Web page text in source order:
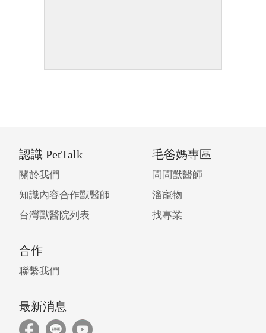
認識 PetTalk
關於我們
知識內容合作獸醫師
台灣獸醫院列表
毛爸媽專區
問問獸醫師
溜寵物
找專業
合作
聯繫我們
最新消息